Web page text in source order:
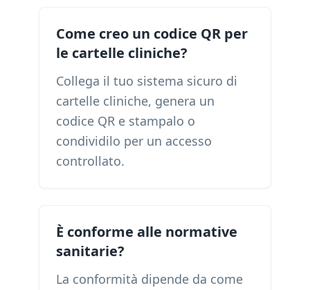
Come creo un codice QR per
le cartelle cliniche?
Collega il tuo sistema sicuro di
cartelle cliniche, genera un
codice QR e stampalo o
condividilo per un accesso
controllato.
È conforme alle normative
sanitarie?
La conformità dipende da come